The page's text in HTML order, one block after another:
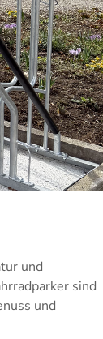
und
sind
und